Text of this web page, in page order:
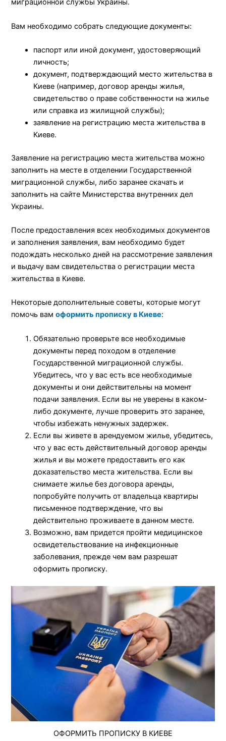
миграционной службы Украины.
Вам необходимо собрать следующие документы:
паспорт или иной документ, удостоверяющий
личность;
документ, подтверждающий место жительства в
Киеве (например, договор аренды жилья,
свидетельство о праве собственности на жилье
или справка из жилищной службы);
заявление на регистрацию места жительства в
Киеве.
Заявление на регистрацию места жительства можно
заполнить на месте в отделении Государственной
миграционной службы, либо заранее скачать и
заполнить на сайте Министерства внутренних дел
Украины.
После предоставления всех необходимых документов
и заполнения заявления, вам необходимо будет
подождать несколько дней на рассмотрение заявления
и выдачу вам свидетельства о регистрации места
жительства в Киеве.
Некоторые дополнительные советы, которые могут
помочь вамоформить прописку в Киеве:
Обязательно проверьте все необходимые
документы перед походом в отделение
Государственной миграционной службы.
Убедитесь, что у вас есть все необходимые
документы и они действительны на момент
подачи заявления. Если вы не уверены в каком-
либо документе, лучше проверить это заранее,
чтобы избежать ненужных задержек.
Если вы живете в арендуемом жилье, убедитесь,
что у вас есть действительный договор аренды
жилья и вы можете предоставить его как
доказательство места жительства. Если вы
снимаете жилье без договора аренды,
попробуйте получить от владельца квартиры
письменное подтверждение, что вы
действительно проживаете в данном месте.
Возможно, вам придется пройти медицинское
освидетельствование на инфекционные
заболевания, прежде чем вам разрешат
оформить прописку.
ОФОРМИТЬ ПРОПИСКУ В КИЕВЕ